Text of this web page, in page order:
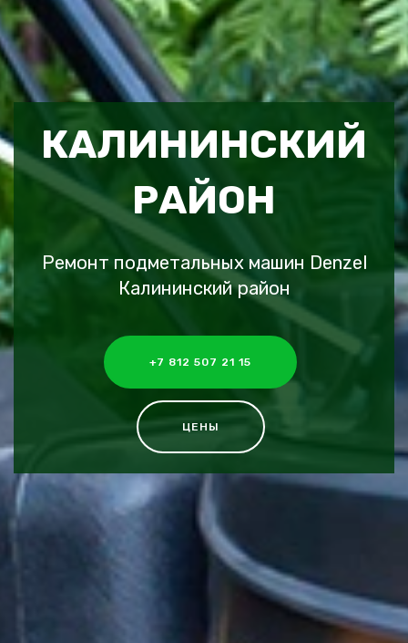
КАЛИНИНСКИЙ
РАЙОН
Ремонт подметальных машин Denzel
Калининский район
+7 812 507 21 15
ЦЕНЫ